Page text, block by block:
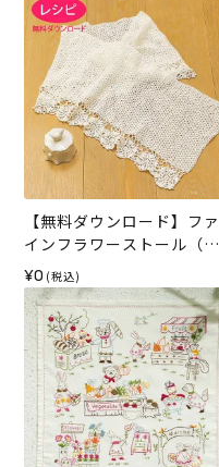
【無料ダウンロード】ファ
インフラワーストール（レ
シピ）
¥0 (税込)